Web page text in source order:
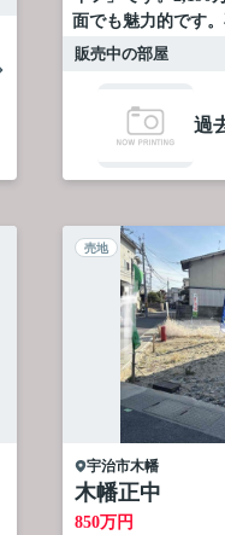
面でも魅力的です
販売中の部屋
過
売地
宇治市木幡
木幡正中
850万円